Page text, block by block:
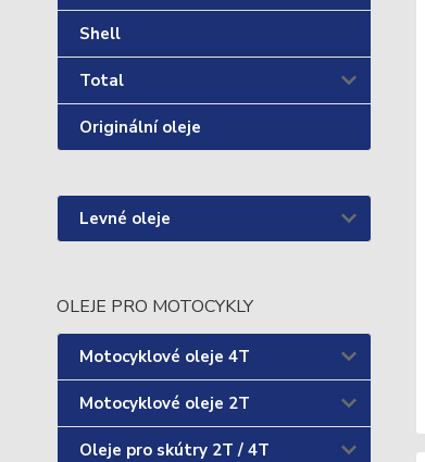
Shell
Total
Originální oleje
Levné oleje
OLEJE PRO MOTOCYKLY
Motocyklové oleje 4T
Motocyklové oleje 2T
Oleje pro skútry 2T / 4T